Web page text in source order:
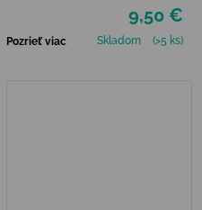
9,50 €
Pozrieť viac Skladom (>5 ks)